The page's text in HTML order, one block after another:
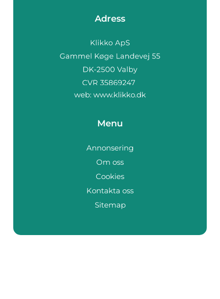
Adress
web: www.klikko.dk
Menu
Annonsering
Om oss
Cookies
Kontakta oss
Sitemap